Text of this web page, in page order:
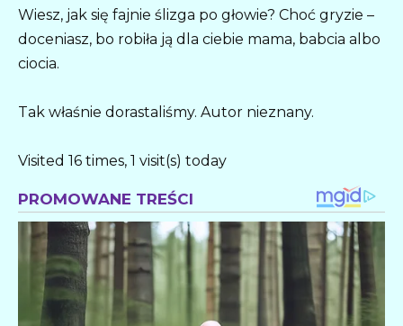
Wiesz, jak się fajnie ślizga po głowie? Choć gryzie –
doceniasz, bo robiła ją dla ciebie mama, babcia albo
ciocia.
Tak właśnie dorastaliśmy. Autor nieznany.
Visited 16 times, 1 visit(s) today